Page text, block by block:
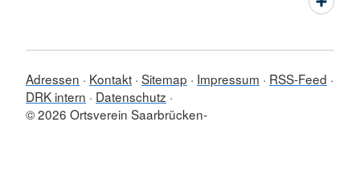
Adressen Kontakt Sitemap Impressum
RSS-Feed
DRK intern
Datenschutz
© 2026 Ortsverein Saarbrücken-